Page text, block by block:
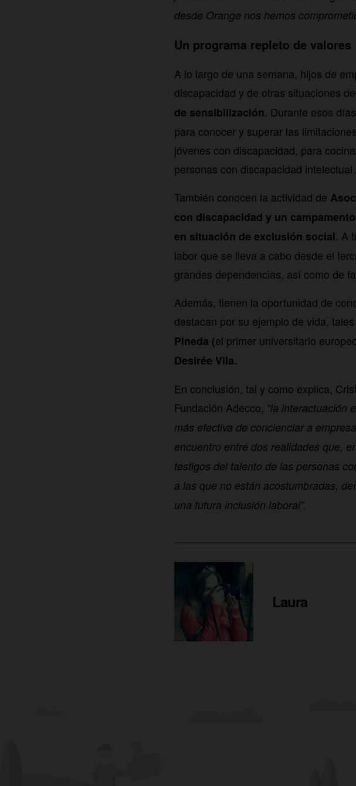
desde Orange nos hemos
Un programa repleto de valores
A lo largo de una semana, hijos de
discapacidad y de otras situaciones
de sensibilización. Durante esos
para conocer y superar las
jóvenes con discapacidad, para
personas con discapacidad intelectual.
También conocen la actividad de
con discapacidad y un
en situación de exclusión social. A
labor que se lleva a cabo desde el
grandes dependencias, así como de
Además, tienen la oportunidad de
destacan por su ejemplo de vida,
Pineda (el primer universitario
Desirée Vila.
En conclusión, tal y como explica,
Fundación Adecco, “la interactuación
más efectiva de concienciar a
encuentro entre dos realidades que,
testigos del talento de las personas
a las que no están acostumbradas,
una futura inclusión laboral”.
Laura